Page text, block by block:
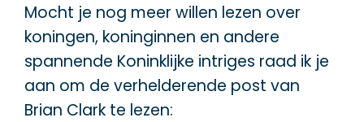
Mocht je nog meer willen lezen over
koningen, koninginnen en andere
spannende Koninklijke intriges raad ik je
aan om de verhelderende post van
Brian Clark te lezen: